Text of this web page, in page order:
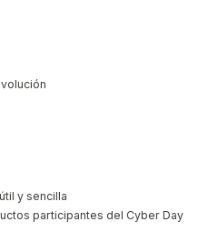
y sencilla
participantes del Cyber Day